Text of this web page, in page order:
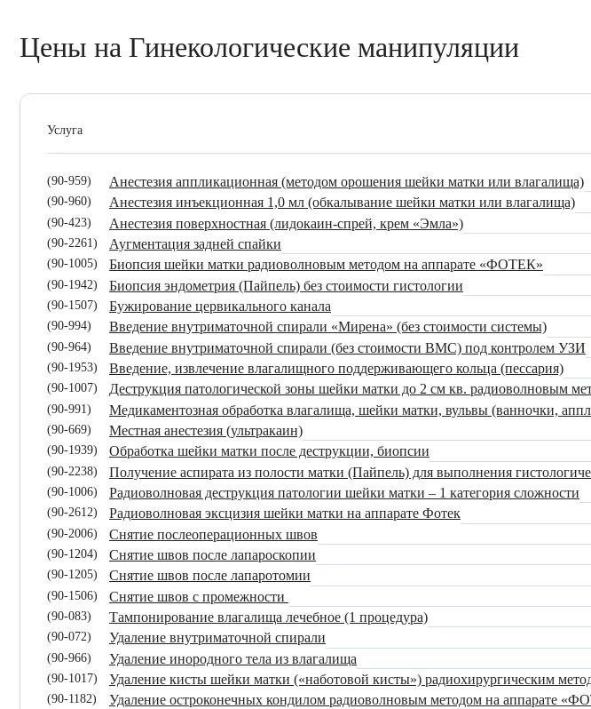
Цены на Гинекологические манипуляции
Услуга
(90-959) Анестезия аппликационная (методом орошения шейки матки или влагалища)
(90-960) Анестезия инъекционная 1,0 мл (обкалывание шейки матки или влагалища)
(90-423) Анестезия поверхностная (лидокаин-спрей, крем «Эмла»)
(90-2261) Аугментация задней спайки
(90-1005) Биопсия шейки матки радиоволновым методом на аппарате «ФОТЕК»
(90-1942) Биопсия эндометрия (Пайпель) без стоимости гистологии
(90-1507) Бужирование цервикального канала
(90-994) Введение внутриматочной спирали «Мирена» (без стоимости системы)
(90-964) Введение внутриматочной спирали (без стоимости ВМС) под контролем УЗИ
(90-1953) Введение, извлечение влагалищного поддерживающего кольца (пессария)
(90-1007) Деструкция патологической зоны шейки матки до 2 см кв. радиоволновым
(90-991) Медикаментозная обработка влагалища, шейки матки, вульвы (ванночки,
(90-669) Местная анестезия (ультракаин)
(90-1939) Обработка шейки матки после деструкции, биопсии
(90-2238) Получение аспирата из полости матки (Пайпель) для выполнения
(90-1006) Радиоволновая деструкция патологии шейки матки – 1 категория сложности
(90-2612) Радиоволновая эксцизия шейки матки на аппарате Фотек
(90-2006) Снятие послеоперационных швов
(90-1204) Снятие швов после лапароскопии
(90-1205) Снятие швов после лапаротомии
(90-1506) Снятие швов с промежности
(90-083) Тампонирование влагалища лечебное (1 процедура)
(90-072) Удаление внутриматочной спирали
(90-966) Удаление инородного тела из влагалища
(90-1017) Удаление кисты шейки матки («наботовой кисты») радиохирургическим
(90-1182) Удаление остроконечных кондилом радиоволновым методом на аппарате